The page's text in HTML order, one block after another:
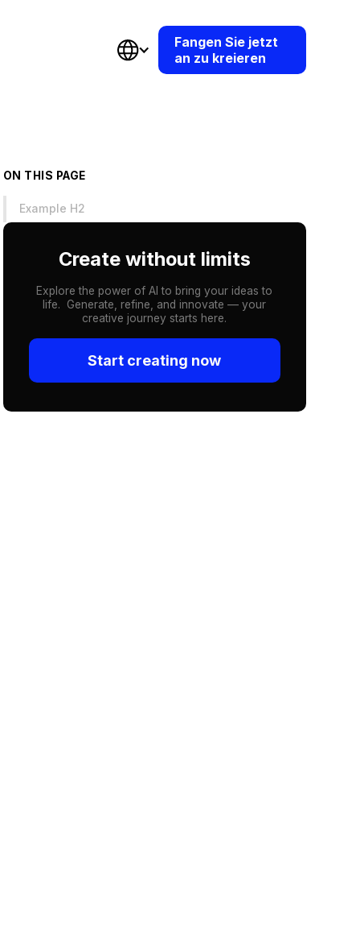
Fangen Sie jetzt
an zu kreieren
ON THIS PAGE
Example H2
Create without limits
Explore the power of AI to bring your ideas to
life. Generate, refine, and innovate — your
creative journey starts here.
Start creating now